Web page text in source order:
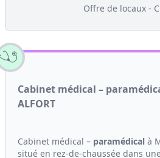
Offre de locaux -
Cabinet médical –
ALFORT
Cabinet médical – paramédical à
situé en rez-de-chaussée dans